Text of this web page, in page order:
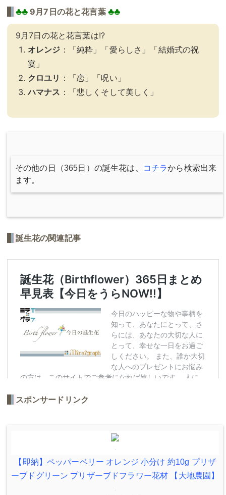
♣♣9月7日の花と花言葉 ♣♣
9月7日の花と花言葉は!?
オレンジ ：「純粋」「愛らしさ」「結婚式の祝
宴」
クロユリ ：「恋」「呪い」
ハマナス ：「悲しくそして美しく」
その他の日（365日）の誕生花は、 コチラから検索出来
ます。
誕生花の関連記事
スポンサードリンク
【即納】ペッパーベリー オレンジ 小分け 約10g プリザ
ーブドグリーン プリザーブドフラワー花材 【大地農園】